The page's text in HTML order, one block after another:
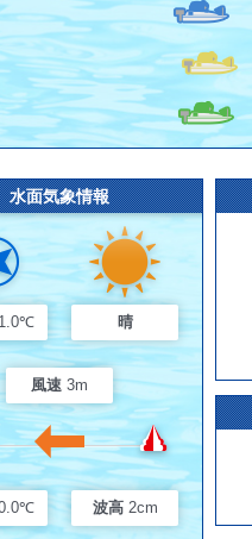
水面気象情報
晴
風速 3m
波高 2cm